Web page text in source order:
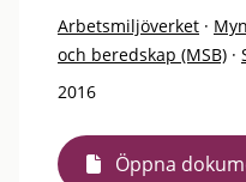
Arbetsmiljöverket ·
och beredskap (MSB) ·
2016
Öppna